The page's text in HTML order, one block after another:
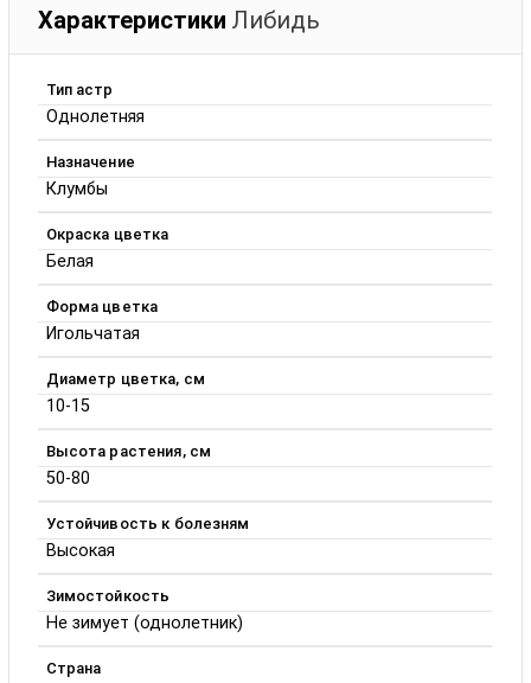
Характеристики Либидь
Тип астр
Однолетняя
Назначение
Клумбы
Окраска цветка
Белая
Форма цветка
Игольчатая
Диаметр цветка, см
10-15
Высота растения, см
50-80
Устойчивость к болезням
Высокая
Зимостойкость
Не зимует (однолетник)
Страна